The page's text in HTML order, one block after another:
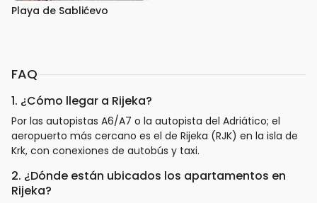
Playa de Sablićevo
FAQ
1. ¿Cómo llegar a Rijeka?
Por las autopistas A6/A7 o la autopista del Adriático; el
aeropuerto más cercano es el de Rijeka (RJK) en la isla de
Krk, con conexiones de autobús y taxi.
2. ¿Dónde están ubicados los apartamentos en
Rijeka?